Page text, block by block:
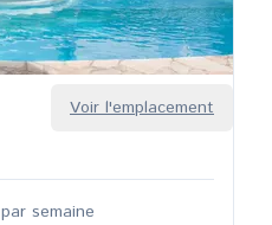
Voir l'emplacement
par semaine